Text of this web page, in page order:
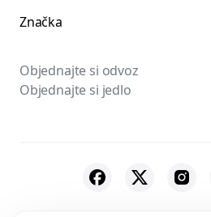
Značka
Objednajte si odvoz
Objednajte si jedlo